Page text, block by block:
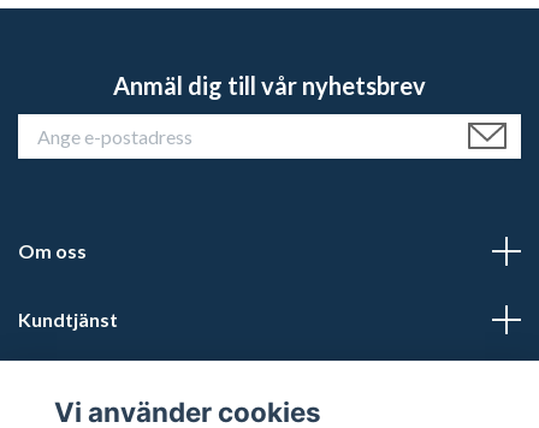
Anmäl dig till vår nyhetsbrev
Om oss
Kundtjänst
Vi använder cookies